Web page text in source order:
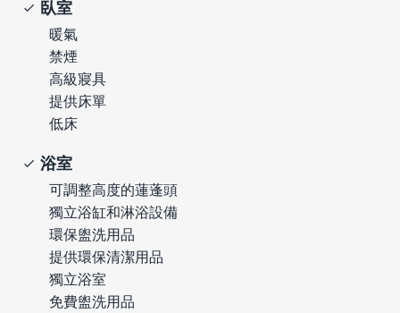
臥室
暖氣
禁煙
高級寢具
提供床單
低床
浴室
可調整高度的蓮蓬頭
獨立浴缸和淋浴設備
環保盥洗用品
提供環保清潔用品
獨立浴室
免費盥洗用品